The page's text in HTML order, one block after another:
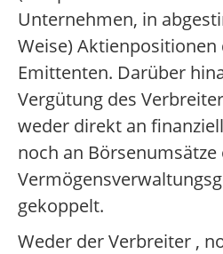
Unternehmen, in
Weise)
Emittenten. Darüber
Vergütung des
weder direkt an
noch an Börsenumsätze
gekoppelt.
Weder der Verbreiter ,